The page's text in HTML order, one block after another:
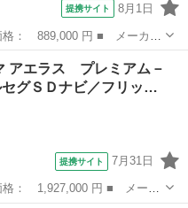
提携サイト 8月1日
■ グレード名： アエラ
３５３ＫＭ／ ワンオーナー
アエラス プレミアム－
グＳＤナビ／フリッ…
提携サイト 7月31日